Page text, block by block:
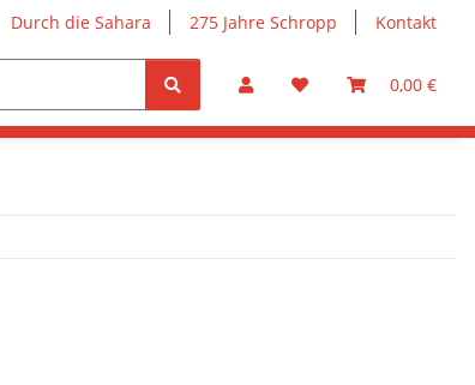
Durch die Sahara 275 Jahre Schropp Kontakt
0,00 €